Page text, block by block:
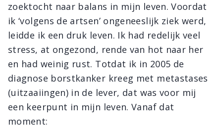
zoektocht naar balans in mijn leven. Voordat
ik ‘volgens de artsen’ ongeneeslijk ziek werd,
leidde ik een druk leven. Ik had redelijk veel
stress, at ongezond, rende van hot naar her
en had weinig rust. Totdat ik in 2005 de
diagnose borstkanker kreeg met metastases
(uitzaaiingen) in de lever, dat was voor mij
een keerpunt in mijn leven. Vanaf dat
moment: